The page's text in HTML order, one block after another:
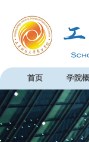
首页 学院